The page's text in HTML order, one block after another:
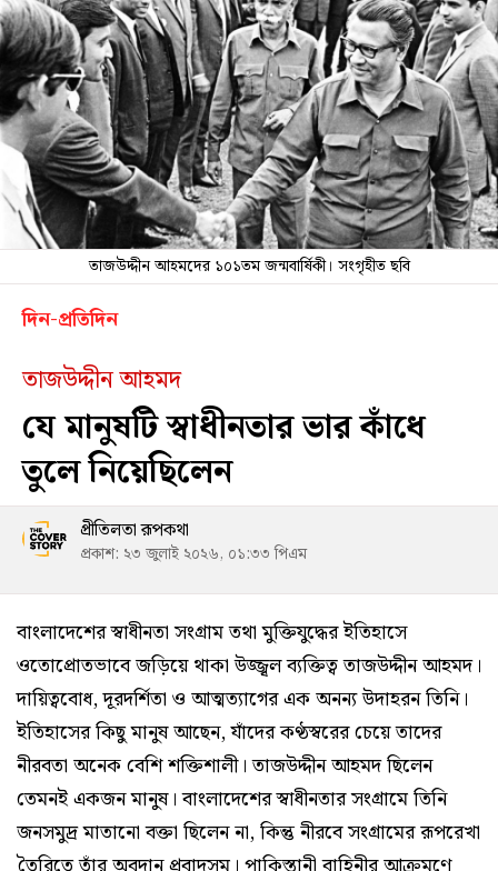
তাজউদ্দীন আহমদের ১০১তম জন্মবার্ষিকী। সংগৃহীত ছবি
দিন-প্রতিদিন
তাজউদ্দীন আহমদ
যে মানুষটি স্বাধীনতার ভার কাঁধে
তুলে নিয়েছিলেন
প্রীতিলতা রূপকথা
প্রকাশ: ২৩ জুলাই ২০২৬, ০১:৩৩ পিএম
বাংলাদেশের স্বাধীনতা সংগ্রাম তথা মুক্তিযুদ্ধের ইতিহাসে
ওতোপ্রোতভাবে জড়িয়ে থাকা উজ্জ্বল ব্যক্তিত্ব তাজউদ্দীন আহমদ।
দায়িত্ববোধ, দূরদর্শিতা ও আত্মত্যাগের এক অনন্য উদাহরন তিনি।
ইতিহাসের কিছু মানুষ আছেন, যাঁদের কণ্ঠস্বরের চেয়ে তাদের
নীরবতা অনেক বেশি শক্তিশালী। তাজউদ্দীন আহমদ ছিলেন
তেমনই একজন মানুষ। বাংলাদেশের স্বাধীনতার সংগ্রামে তিনি
জনসমুদ্র মাতানো বক্তা ছিলেন না, কিন্তু নীরবে সংগ্রামের রূপরেখা